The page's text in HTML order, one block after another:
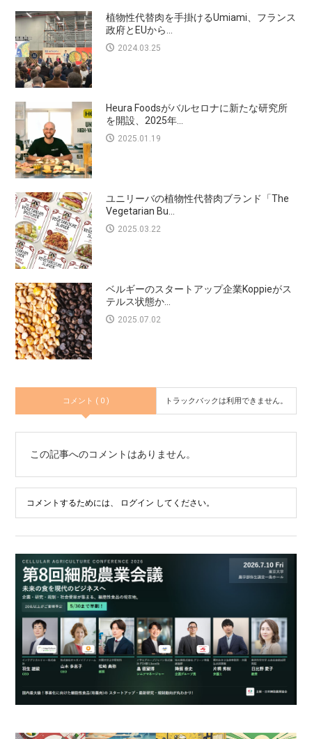
植物性代替肉を手掛けるUmiami、フランス
政府とEUから...
2024.03.25
Heura Foodsがバルセロナに新たな研究所
を開設、2025年...
2025.01.19
ユニリーバの植物性代替肉ブランド「The
Vegetarian Bu...
2025.03.22
ベルギーのスタートアップ企業Koppieがス
テルス状態か...
2025.07.02
コメント ( 0 ) トラックバックは利用できません。
この記事へのコメントはありません。
コメントするためには、 ログイン してください。